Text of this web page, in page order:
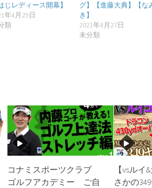
じレディース開幕】
年4月29日
類
グ】【進藤大典】【な
き】
2021年4月27日
未分類
コナミスポーツクラブ
ゴルフアカデミー ご自
【vsル
さかの